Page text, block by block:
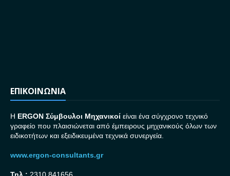
ΕΠΙΚΟΙΝΩΝΙΑ
H ERGON Σύμβουλοι Μηχανικοί είναι ένα σύγχρονο τεχνικό
γραφείο που πλαισιώνεται από έμπειρους μηχανικούς όλων των
ειδικοτήτων και εξειδικευμένα τεχνικά συνεργεία.
www.ergon-consultants.gr